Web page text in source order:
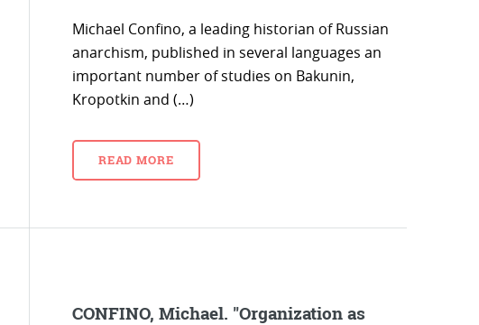
Michael Confino, a leading historian of Russian
anarchism, published in several languages an
important number of studies on Bakunin,
Kropotkin and (…)
READ MORE
CONFINO, Michael. "Organization as